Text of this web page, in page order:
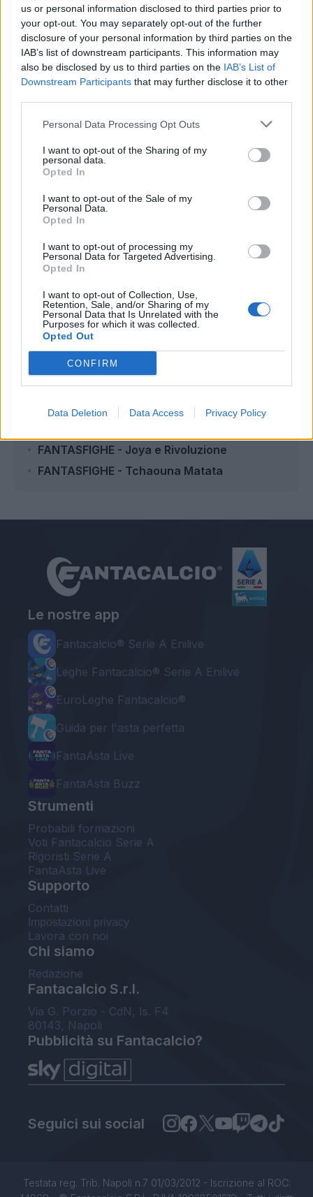
us or personal information disclosed to third parties prior to
your opt-out. You may separately opt-out of the further
disclosure of your personal information by third parties on the
IAB’s list of downstream participants. This information may
also be disclosed by us to third parties on the IAB’s List of
Downstream Participants that may further disclose it to other
Personal Data Processing Opt Outs
I want to opt-out of the Sharing of my
personal data.
Opted In
I want to opt-out of the Sale of my
Personal Data.
Opted In
I want to opt-out of processing my
Personal Data for Targeted Advertising.
Opted In
I want to opt-out of Collection, Use,
Retention, Sale, and/or Sharing of my
Personal Data that Is Unrelated with the
Purposes for which it was collected.
Opted Out
CONFIRM
Data Deletion Data Access Privacy Policy
Ci avevi puntato forte su Kaio Jorge, l'avevi pure
schierato titolare: vuoi che non segni al Sassuolo
in caduta libera? E invece -3 e tanti cari saluti.
Autore
Dario Ronzulli
FANTASFIGHE - Joya e Rivoluzione
FANTASFIGHE - Tchaouna Matata
Le nostre app
Fantacalcio® Serie A Enilive
Leghe Fantacalcio® Serie A Enilive
EuroLeghe Fantacalcio®
Guida per l'asta perfetta
FantaAsta Live
FantaAsta Buzz
Strumenti
Probabili formazioni
Voti Fantacalcio Serie A
Rigoristi Serie A
FantaAsta Live
Supporto
Contatti
Impostazioni privacy
Lavora con noi
Chi siamo
Redazione
Fantacalcio S.r.l.
Via G. Porzio - CdN, Is. F4
80143, Napoli
Pubblicità su Fantacalcio?
Seguici sui social
Testata reg. Trib. Napoli n.7 01/03/2012 - Iscrizione al ROC: